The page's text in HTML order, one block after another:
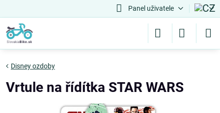
Panel uživatele
Disney ozdoby
Vrtule na řídítka STAR WARS